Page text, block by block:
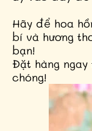
Hãy để hoa
bí và hương
bạn!
Đặt hàng
chóng!